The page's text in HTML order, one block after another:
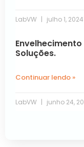
LabVW julho 1, 2024
Soluções.
Continuar lendo »
LabVW junho 24,